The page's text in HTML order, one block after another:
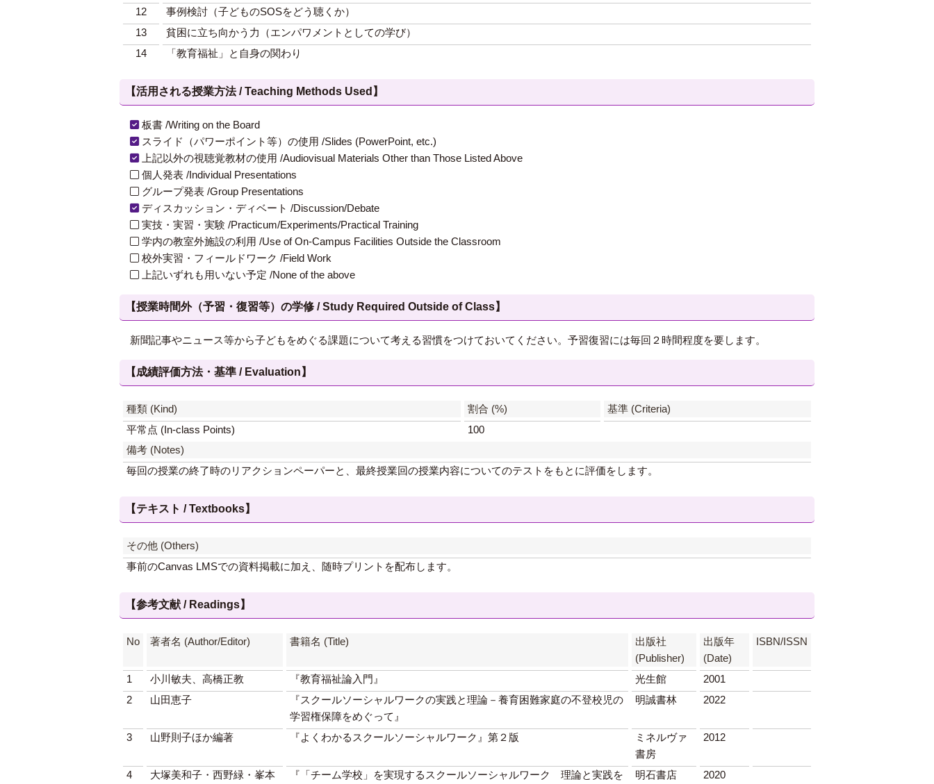
12
事例検討（子どものSOSをどう聴くか）
13
貧困に立ち向かう力（エンパワメントとしての学び）
14
「教育福祉」と自身の関わり
【活用される授業方法 / Teaching Methods Used】
板書 /Writing on the Board
スライド（パワーポイント等）の使用 /Slides (PowerPoint, etc.)
上記以外の視聴覚教材の使用 /Audiovisual Materials Other than Those Listed Above
個人発表 /Individual Presentations
グループ発表 /Group Presentations
ディスカッション・ディベート /Discussion/Debate
実技・実習・実験 /Practicum/Experiments/Practical Training
学内の教室外施設の利用 /Use of On-Campus Facilities Outside the Classroom
校外実習・フィールドワーク /Field Work
上記いずれも用いない予定 /None of the above
【授業時間外（予習・復習等）の学修 / Study Required Outside of Class】
新聞記事やニュース等から子どもをめぐる課題について考える習慣をつけておいてください。予習復習には毎回２時間程度を要します。
【成績評価方法・基準 / Evaluation】
種類 (Kind) 割合 (%)
基準 (Criteria)
平常点 (In-class Points)
100
備考 (Notes)
毎回の授業の終了時のリアクションペーパーと、最終授業回の授業内容についてのテストをもとに評価をします。
【テキスト / Textbooks】
その他 (Others)
事前のCanvas LMSでの資料掲載に加え、随時プリントを配布します。
【参考文献 / Readings】
No 著者名 (Author/Editor) 書籍名 (Title)
出版社
(Publisher)
出版年
(Date)
ISBN/ISSN
1 小川敏夫、高橋正教 『教育福祉論入門』 光生館
2001
2
山田恵子
『スクールソーシャルワークの実践と理論－養育困難家庭の不登校児の
学習権保障をめぐって』
明誠書林 2022
3 山野則子ほか編著 『よくわかるスクールソーシャルワーク』第２版
ミネルヴァ
書房
2012
4 大塚美和子・西野緑・峯本 『「チーム学校」を実現するスクールソーシャルワーク 理論と実践を 明石書店 2020